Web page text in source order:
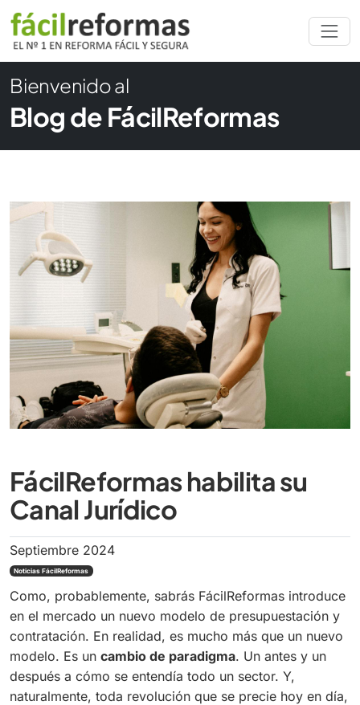
Bienvenido al
Blog de FácilReformas
FácilReformas habilita su
Canal Jurídico
Septiembre 2024
Noticias FácilReformas
Como, probablemente, sabrás FácilReformas introduce
en el mercado un nuevo modelo de presupuestación y
contratación. En realidad, es mucho más que un nuevo
modelo. Es un cambio de paradigma. Un antes y un
después a cómo se entendía todo un sector. Y,
naturalmente, toda revolución que se precie hoy en día,